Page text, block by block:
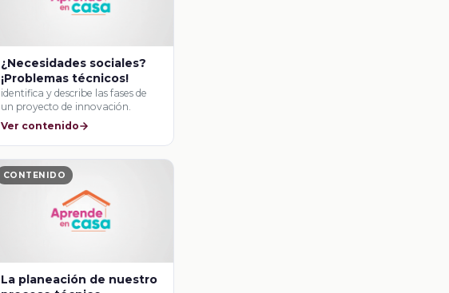
¿Necesidades sociales?
¡Problemas técnicos!
identifica y describe las fases de
un proyecto de innovación.
Ver contenido
CONTENIDO
La planeación de nuestro